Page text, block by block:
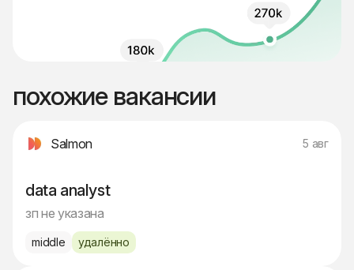
похожие вакансии
Salmon 5 авг
data analyst
зп не указана
middle удалённо